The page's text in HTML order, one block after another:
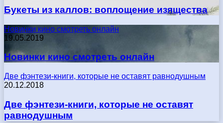
Букеты из каллов: воплощение изящества
Новинки кино смотреть онлайн
19.05.2019
Новинки кино смотреть онлайн
Две фэнтези-книги, которые не оставят равнодушным
20.12.2018
Две фэнтези-книги, которые не оставят
равнодушным